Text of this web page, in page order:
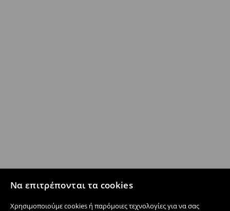
Να επιτρέπονται τα cookies
Χρησιμοποιούμε cookies ή παρόμοιες τεχνολογίες για να σας